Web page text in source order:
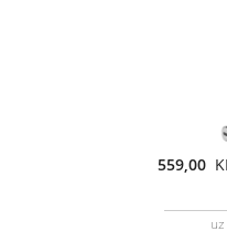
559,00